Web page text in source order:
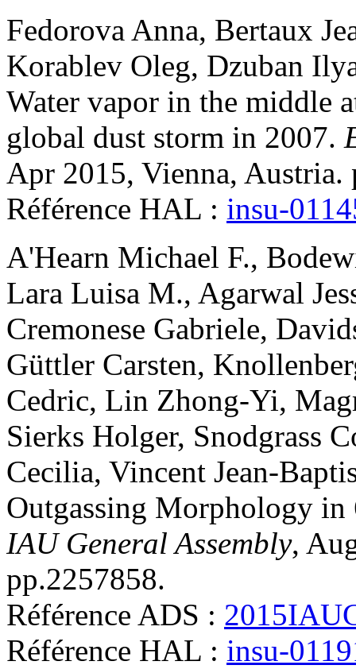
Fedorova Anna, Bertaux
Korablev Oleg, Dzuban
Water vapor in the middle
global dust storm in 2007.
Apr 2015, Vienna, Austria.
Référence HAL : insu-
A'Hearn Michael F.,
Lara Luisa M., Agarwal
Cremonese Gabriele,
Güttler Carsten,
Cedric, Lin Zhong-Yi,
Sierks Holger, Snodgrass
Cecilia, Vincent Jean-
Outgassing Morphology
IAU General Assembly,
pp.2257858.
Référence ADS :
Référence HAL : insu-